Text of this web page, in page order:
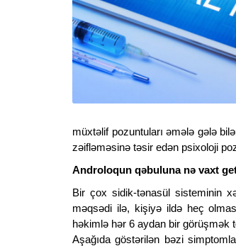
müxtəlif pozuntuları əmələ gələ
zəifləməsinə təsir edən psixoloji
Androloqun qəbuluna nə vaxt
Bir çox sidik-tənasül sisteminin
məqsədi ilə, kişiyə ildə heç
həkimlə hər 6 aydan bir görüşmək
Aşağıda göstərilən bəzi
Prostatit haqqında tez-tez verilən
sualların cavabları